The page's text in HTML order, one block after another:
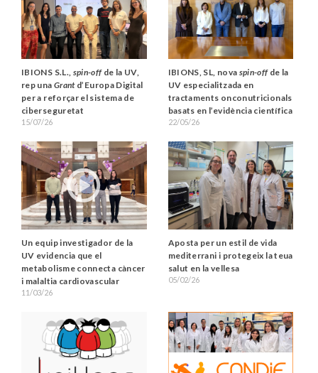
IBIONS S.L., spin-offde la UV,
rep una Grantd’Europa Digital
per a reforçar el sistema de
ciberseguretat
15/07/26
IBIONS, SL, nova spin-offde la
UV especialitzada en
tractaments onconutricionals
basats en l’evidència científica
22/05/26
Un equip investigador de la
UV evidencia que el
metabolisme connecta càncer
i malaltia cardiovascular
11/03/26
Aposta per un estil de vida
mediterrani i protegeix la teua
salut en la vellesa
05/02/26